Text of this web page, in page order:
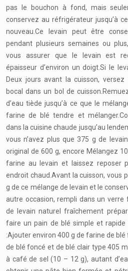
pas le bouchon à fond, mais
conservez au réfrigérateur jusqu’à
nouveau.Ce levain peut être
pendant plusieurs semaines ou
vous assurer que le levain est
épaisseur d’environ un doigt.Si le
Deux jours avant la cuisson,
bocal dans un bol de
d’eau tiède jusqu’à ce que le
farine de blé tendre et
dans la cuisine chaude jusqu’au
vous n’avez plus que 375 g de
original de 600 g, encore Mélangez
farine au levain et laissez reposer
endroit chaud.Avant la cuisson, vous
g de ce mélange de levain et le
autre occasion, rempli dans un verre
de levain naturel fraîchement
faire un pain de blé simple et rapide
:Ajouter environ 400 g de farine de
de blé foncé et de blé clair type 405
à café de sel (10 – 12 g), autant